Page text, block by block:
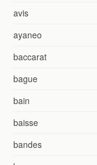
avis
ayaneo
baccarat
bague
bain
baisse
bandes